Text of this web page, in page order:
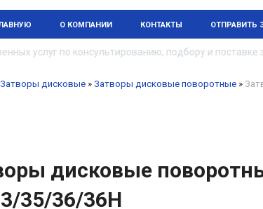
О КОМПАНИИ КОНТАКТЫ ОТПРАВИТЬ
по консультированию, подбору и поставке
Затворы дисковые » Затворы дисковые поворотные »
дисковые
35/36/36H